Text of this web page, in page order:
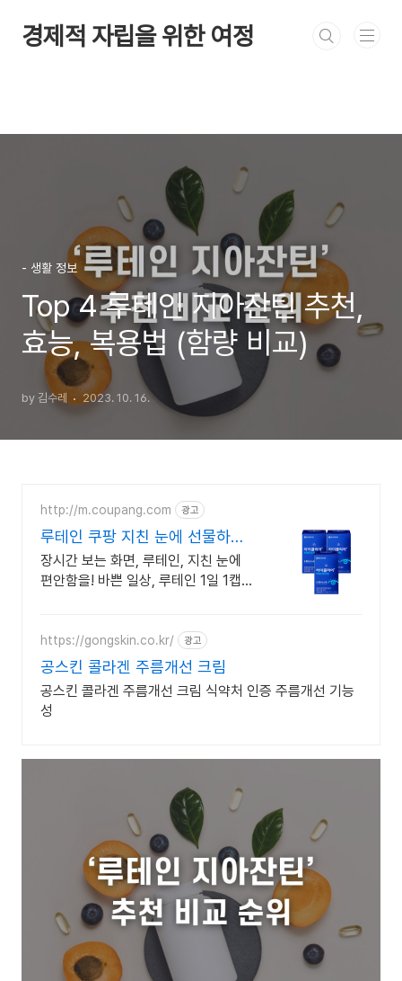
경제적 자립을 위한 여정
- 생활 정보
Top 4 루테인 지아잔틴 추천,
효능, 복용법 (함량 비교)
by 김수레 2023. 10. 16.
http://m.coupang.com 광고
루테인 쿠팡 지친 눈에 선물하는
편안함
장시간 보는 화면, 루테인, 지친 눈에
편안함을! 바쁜 일상, 루테인 1일 1캡슐
https://gongskin.co.kr/ 광고
공스킨 콜라겐 주름개선 크림
공스킨 콜라겐 주름개선 크림 식약처 인증 주름개선 기능
성